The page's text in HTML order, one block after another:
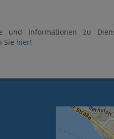
und Informationen zu
Sie hier!